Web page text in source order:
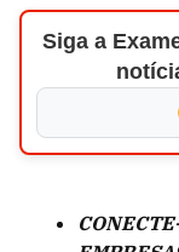
Siga a